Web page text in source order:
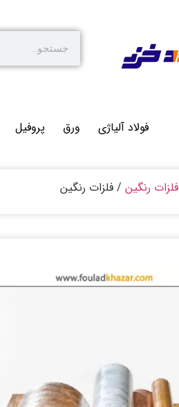
فولاد آلیاژی ورق پروفیل
فلزات رنگین / فلزات رنگین